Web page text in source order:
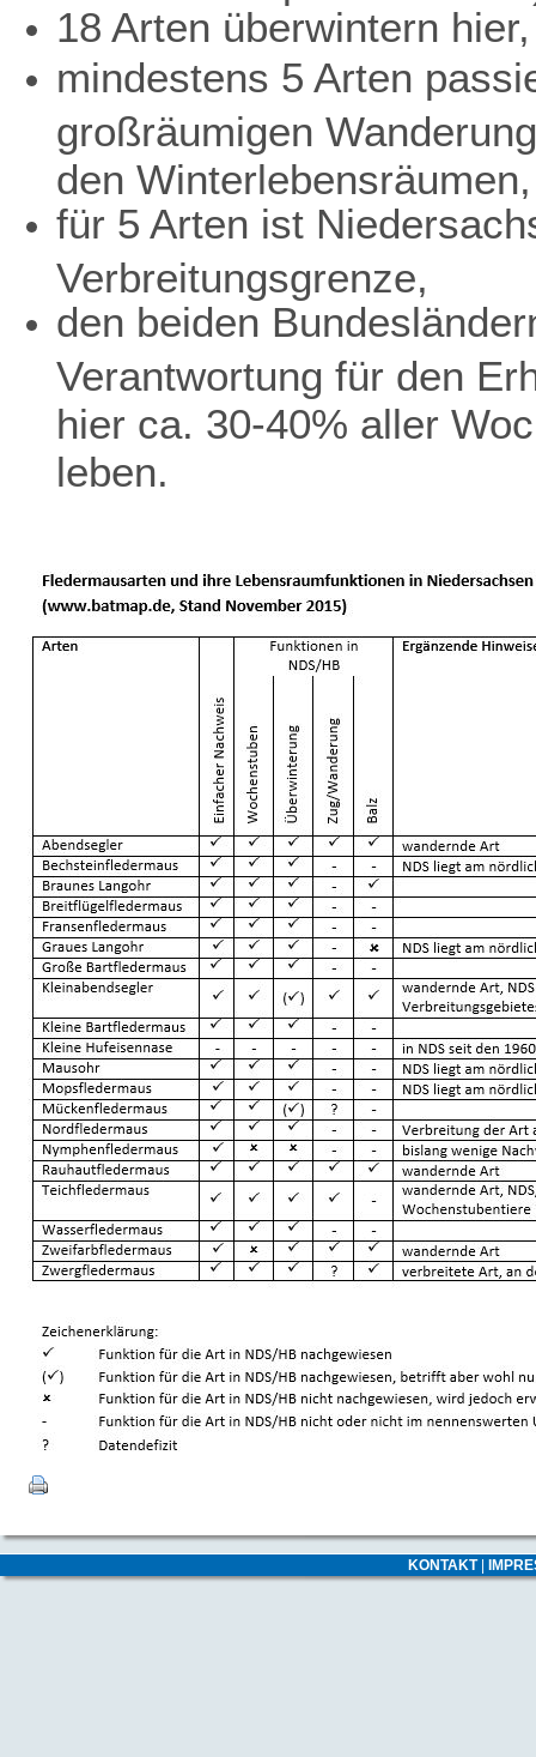
18 Arten überwintern hier,
mindestens 5 Arten
großräumigen
den Winterlebensräumen,
für 5 Arten ist
Verbreitungsgrenze,
den beiden
Verantwortung für den
hier ca. 30-40% aller
leben.
KONTAKT|